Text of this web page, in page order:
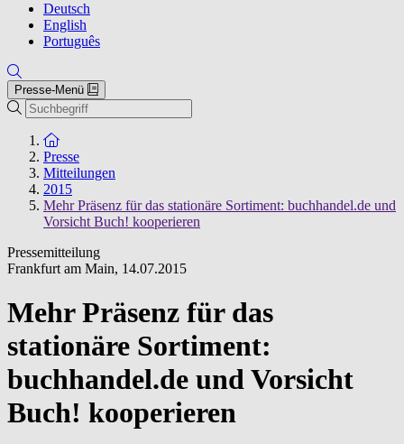
Deutsch
English
Português
Presse-Menü
Suche
Zur Startseite
Presse
Mitteilungen
2015
Mehr Präsenz für das stationäre Sortiment: buchhandel.de und
Vorsicht Buch! kooperieren
Pressemitteilung
Frankfurt am Main, 14.07.2015
Mehr Präsenz für das
stationäre Sortiment:
buchhandel.de und Vorsicht
Buch! kooperieren